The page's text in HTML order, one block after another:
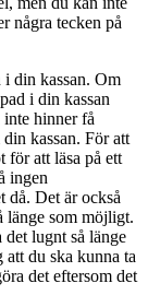
några tecken på
i din kassan. Om
i din kassan
inte hinner få
kassan. För att
för att läsa på ett
ingen
då. Det är också
länge som möjligt.
lugnt så länge
du ska kunna ta
det eftersom det